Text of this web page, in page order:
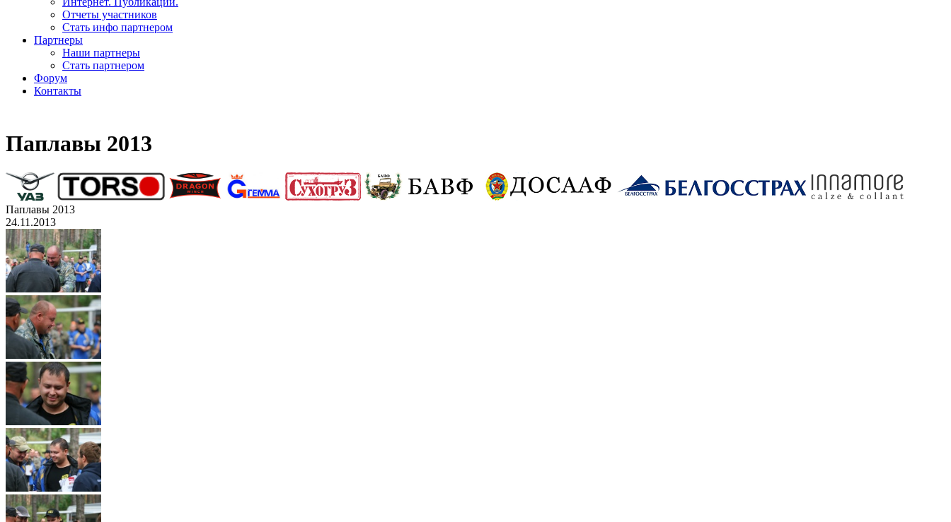
Отчеты участников
Стать инфо партнером
Партнеры
Наши партнеры
Стать партнером
Форум
Контакты
Паплавы 2013
Паплавы 2013
24.11.2013